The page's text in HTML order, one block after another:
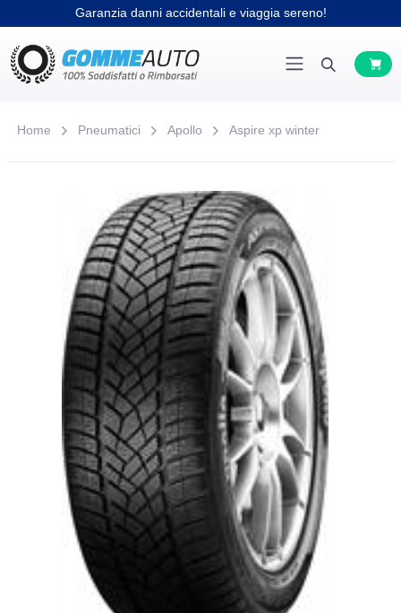
Garanzia danni accidentali e viaggia sereno!
Home Pneumatici Apollo Aspire xp winter